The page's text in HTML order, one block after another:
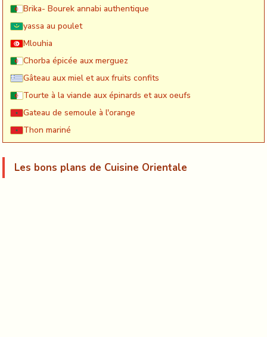
Brika- Bourek annabi authentique
yassa au poulet
Mlouhia
Chorba épicée aux merguez
Gâteau aux miel et aux fruits confits
Tourte à la viande aux épinards et aux oeufs
Gateau de semoule à l'orange
Thon mariné
Les bons plans de Cuisine Orientale